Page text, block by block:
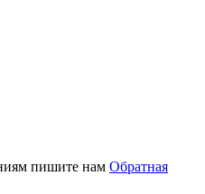
пишите нам Обратная